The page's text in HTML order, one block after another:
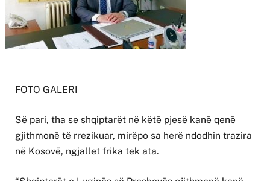
FOTO GALERI
Së pari, tha se shqiptarët në këtë pjesë kanë qenë
gjithmonë të rrezikuar, mirëpo sa herë ndodhin trazira
në Kosovë, ngjallet frika tek ata.